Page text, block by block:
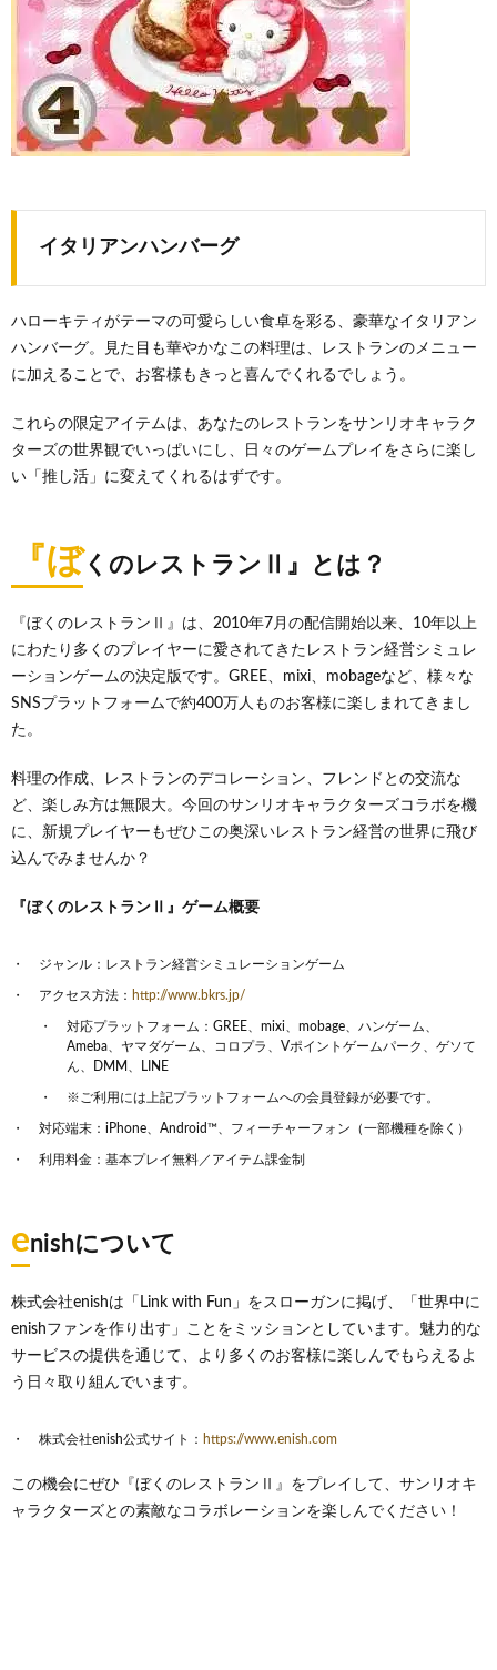
イタリアンハンバーグ
ハローキティがテーマの可愛らしい食卓を彩る、豪華なイタリアン
ハンバーグ。見た目も華やかなこの料理は、レストランのメニュー
に加えることで、お客様もきっと喜んでくれるでしょう。
これらの限定アイテムは、あなたのレストランをサンリオキャラク
ターズの世界観でいっぱいにし、日々のゲームプレイをさらに楽し
い「推し活」に変えてくれるはずです。
『ぼ くのレストランⅡ』とは？
『ぼくのレストランⅡ』は、2010年7月の配信開始以来、10年以上
にわたり多くのプレイヤーに愛されてきたレストラン経営シミュレ
ーションゲームの決定版です。GREE、mixi、mobageなど、様々な
SNSプラットフォームで約400万人ものお客様に楽しまれてきまし
た。
料理の作成、レストランのデコレーション、フレンドとの交流な
ど、楽しみ方は無限大。今回のサンリオキャラクターズコラボを機
に、新規プレイヤーもぜひこの奥深いレストラン経営の世界に飛び
込んでみませんか？
『ぼくのレストランⅡ』ゲーム概要
ジャンル：レストラン経営シミュレーションゲーム
アクセス方法： http://www.bkrs.jp/
対応プラットフォーム：GREE、mixi、mobage、ハンゲーム、
Ameba、ヤマダゲーム、コロプラ、Vポイントゲームパーク、ゲソて
ん、DMM、LINE
※ご利用には上記プラットフォームへの会員登録が必要です。
対応端末：iPhone、Android™、フィーチャーフォン（一部機種を除く）
利用料金：基本プレイ無料／アイテム課金制
enishについて
株式会社enishは「Link with Fun」をスローガンに掲げ、「世界中に
enishファンを作り出す」ことをミッションとしています。魅力的な
サービスの提供を通じて、より多くのお客様に楽しんでもらえるよ
う日々取り組んでいます。
株式会社enish公式サイト： https://www.enish.com
この機会にぜひ『ぼくのレストランⅡ』をプレイして、サンリオキ
ャラクターズとの素敵なコラボレーションを楽しんでください！